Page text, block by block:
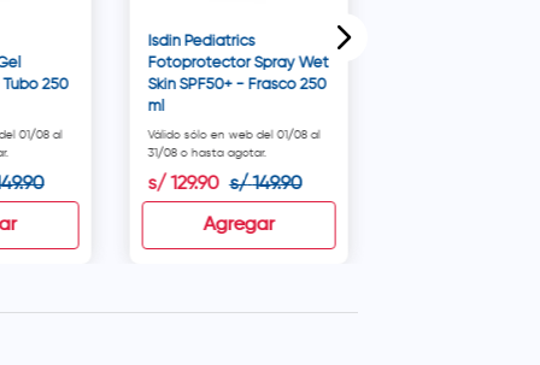
250
01/08 al
.90
Isdin Pediatrics
Fotoprotector Spray Wet
Skin SPF50+ - Frasco 250
ml
Válido sólo en web del 01/08 al
31/08 o hasta agotar.
s/ 129.90 s/ 149.90
Agregar